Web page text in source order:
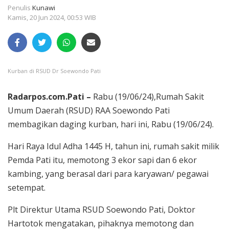
Penulis Kunawi
Kamis, 20 Jun 2024, 00:53 WIB
Kurban di RSUD Dr Soewondo Pati
Radarpos.com.Pati – Rabu (19/06/24),Rumah Sakit
Umum Daerah (RSUD) RAA Soewondo Pati
membagikan daging kurban, hari ini, Rabu (19/06/24).
Hari Raya Idul Adha 1445 H, tahun ini, rumah sakit milik
Pemda Pati itu, memotong 3 ekor sapi dan 6 ekor
kambing, yang berasal dari para karyawan/ pegawai
setempat.
Plt Direktur Utama RSUD Soewondo Pati, Doktor
Hartotok mengatakan, pihaknya memotong dan